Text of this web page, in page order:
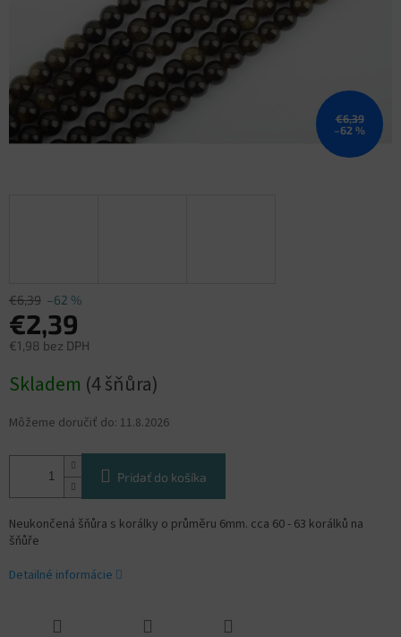
€6,39
–62 %
€6,39 –62 %
€2,39
€1,98 bez DPH
cena:
Skladem (4 šňůra)
Môžeme doručiť do: 11.8.2026
Pridať do košíka
Neukončená šňůra s korálky o průměru 6mm. cca 60 - 63 korálků na
šňůře
Detailné informácie